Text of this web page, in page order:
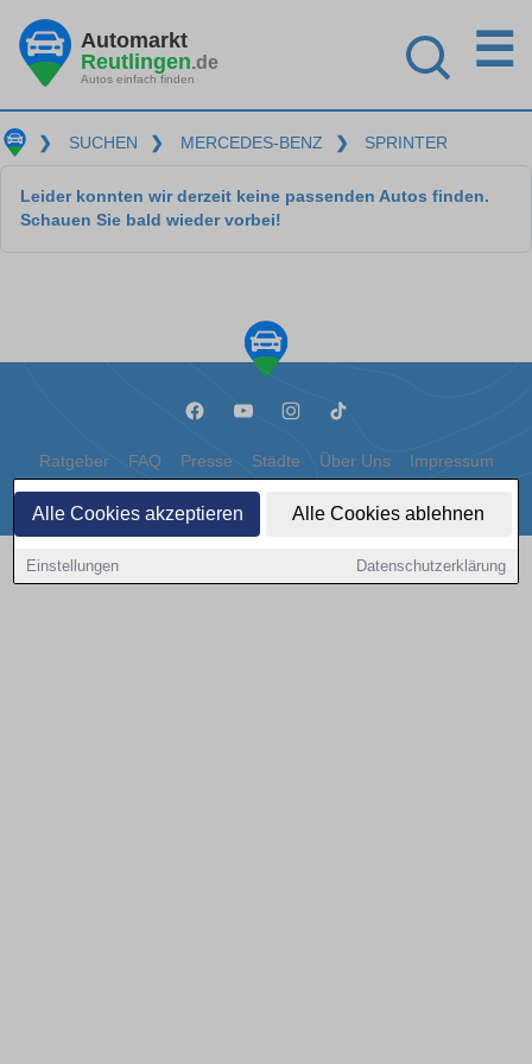
Alle Cookies akzeptieren Alle Cookies ablehnen
Einstellungen Datenschutzerklärung
Automarkt
Reutlingen.de
Autos einfach finden
☰
❯ SUCHEN ❯ MERCEDES-BENZ ❯ SPRINTER
Leider konnten wir derzeit keine passenden Autos finden.
Schauen Sie bald wieder vorbei!
Ratgeber FAQ Presse Städte Über Uns Impressum
Datenschutz Cookies
Copyright © 2000 - 2026 | 1A Infosysteme GmbH | Content by: 1a-sites-autos